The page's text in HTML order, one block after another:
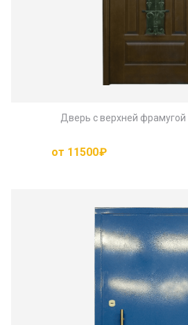
Дверь с верхней фрамугой
от 11500₽